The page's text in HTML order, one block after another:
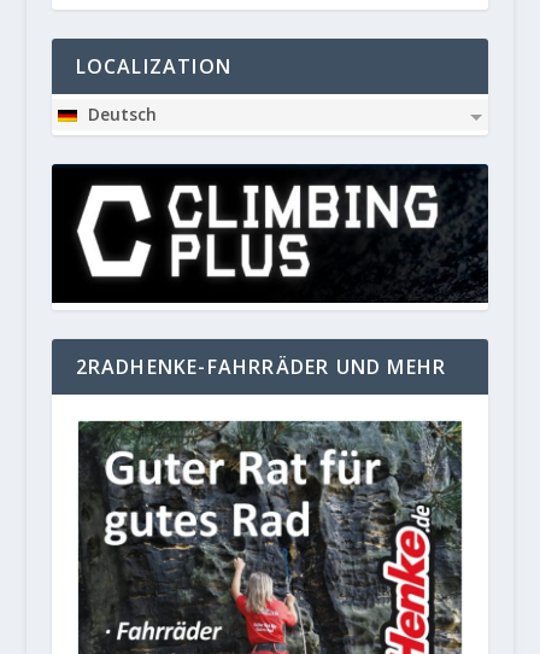
LOCALIZATION
Deutsch
2RADHENKE-FAHRRÄDER UND MEHR